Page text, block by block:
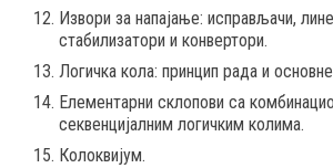
Извори за напајање: исправљачи,
стабилизатори и конвертори.
Логичка кола: принцип рада и
Елементарни склопови са
секвенцијалним логичким колима.
Колоквијум.